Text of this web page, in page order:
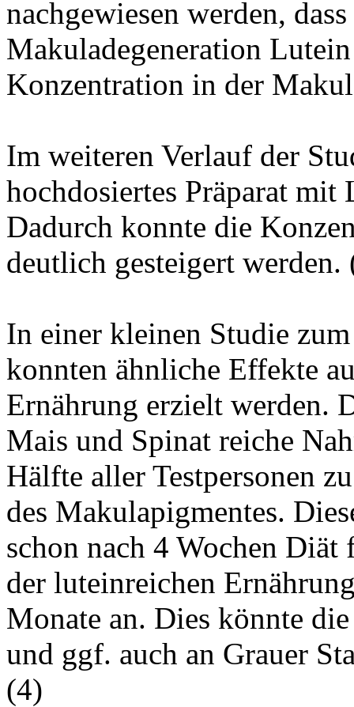
nachgewiesen werden,
Makuladegeneration
Konzentration in der
Im weiteren Verlauf der
hochdosiertes Präparat
Dadurch konnte die
deutlich gesteigert werden.
In einer kleinen Studie
konnten ähnliche Effekte
Ernährung erzielt werden.
Mais und Spinat reiche
Hälfte aller Testpersonen
des Makulapigmentes.
schon nach 4 Wochen Diät
der luteinreichen
Monate an. Dies könnte
und ggf. auch an Grauer
(4)